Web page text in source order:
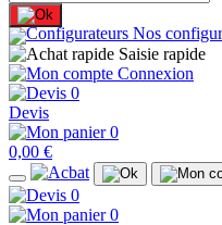
Nos
Saisie rapide
Connexion
0
Devis
0
0,00 €
0
0